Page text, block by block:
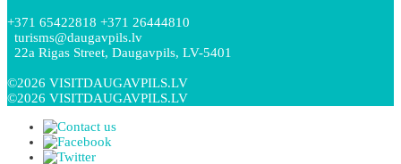
+371 65422818 +371 26444810
turisms@daugavpils.lv
22a Rigas Street, Daugavpils, LV-5401
©2026 VISITDAUGAVPILS.LV
©2026 VISITDAUGAVPILS.LV